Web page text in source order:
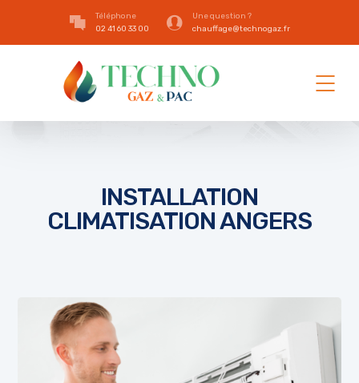
Téléphone
02 41 60 33 00
Une question ?
chauffage@technogaz.fr
INSTALLATION
CLIMATISATION ANGERS